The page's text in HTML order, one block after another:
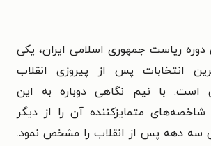
دوره ریاست جمهوری اسلامی ایران، یکی
انتخابات پس از پیروزی انقلاب
است. با نیم نگاهی دوباره به این
شاخصه‌های متمایزکننده آن را از دیگر
سه دهه پس از انقلاب را مشخص نمود.